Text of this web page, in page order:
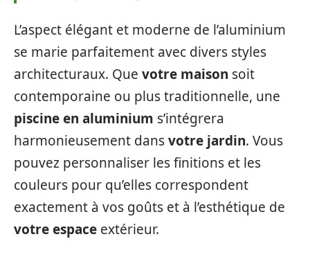
L’aspect élégant et moderne de l’aluminium
se marie parfaitement avec divers styles
architecturaux. Que votre maison soit
contemporaine ou plus traditionnelle, une
piscine en aluminium s’intégrera
harmonieusement dansvotre jardin. Vous
pouvez personnaliser les finitions et les
couleurs pour qu’elles correspondent
exactement à vos goûts et à l’esthétique de
votre espace extérieur.